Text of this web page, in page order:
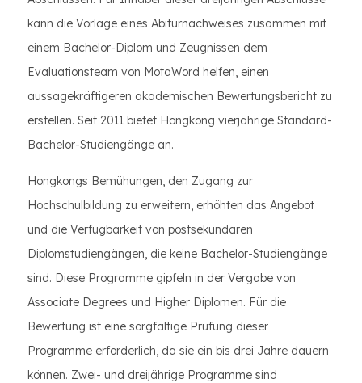
kann die Vorlage eines Abiturnachweises zusammen mit
einem Bachelor-Diplom und Zeugnissen dem
Evaluationsteam von MotaWord helfen, einen
aussagekräftigeren akademischen Bewertungsbericht zu
erstellen. Seit 2011 bietet Hongkong vierjährige Standard-
Bachelor-Studiengänge an.
Hongkongs Bemühungen, den Zugang zur
Hochschulbildung zu erweitern, erhöhten das Angebot
und die Verfügbarkeit von postsekundären
Diplomstudiengängen, die keine Bachelor-Studiengänge
sind. Diese Programme gipfeln in der Vergabe von
Associate Degrees und Higher Diplomen. Für die
Bewertung ist eine sorgfältige Prüfung dieser
Programme erforderlich, da sie ein bis drei Jahre dauern
können. Zwei- und dreijährige Programme sind